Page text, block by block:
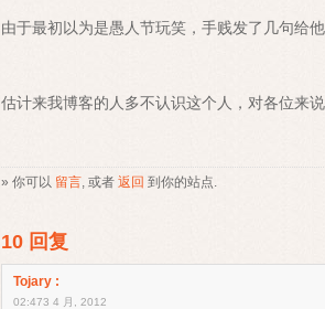
由于最初以为是愚人节玩笑，手贱发了几句给
估计来我博客的人多不认识这个人，对各位来
» 你可以 留言 , 或者 返回 到你的站点.
10 回复
Tojary :
02:473 4 月, 2012